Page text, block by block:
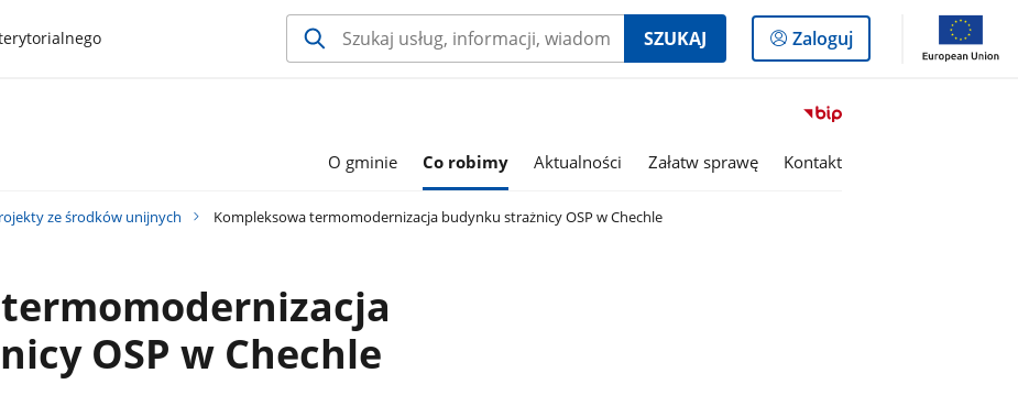
SZUKAJ
Logowanie
do
Zaloguj
Przejdź
serwisu
O gminie Co robimy Aktualności Załatw sprawę Kontakt
ze środków unijnych Kompleksowa termomodernizacja budynku strażnicy OSP w Chechle
OSP w Chechle